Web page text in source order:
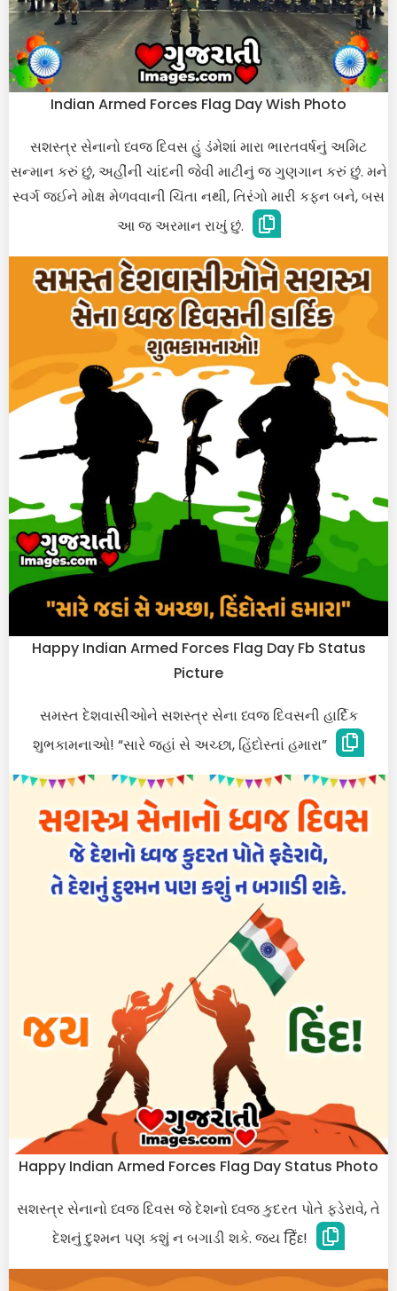
Indian Armed Forces Flag Day Wish Photo
સશસ્ત્ર સેનાનો ધ્વજ દિવસ હું ડંમેશાં મારા ભારતવર્ષનું અમિટ
સન્માન કરું છું, અહીંની ચાંદની જેવી માટીનું જ ગુણગાન કરું છું. મને
સ્વર્ગ જઈને મોક્ષ મેળવવાની ચિંતા નથી, તિરંગો મારી કફન બને, બસ
આ જ અરમાન રાખું છું.
Happy Indian Armed Forces Flag Day Fb Status
Picture
સમસ્ત દેશવાસીઓને સશસ્ત્ર સેના ધ્વજ દિવસની હાર્દિક
શુભકામનાઓ! “સારે જહાં સે અચ્છા, હિંદોસ્તાં હમારા”
Happy Indian Armed Forces Flag Day Status Photo
સશસ્ત્ર સેનાનો ધ્વજ દિવસ જે દેશનો ધ્વજ કુદરત પોતે ફડેરાવે, તે
દેશનું દુશ્મન પણ કશું ન બગાડી શકે. જય हिंε!